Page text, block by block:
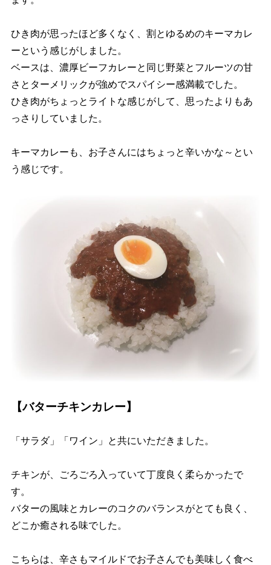
ひき肉が思ったほど多くなく、割とゆるめのキーマカレ
ーという感じがしました。
ベースは、濃厚ビーフカレーと同じ野菜とフルーツの甘
さとターメリックが強めでスパイシー感満載でした。
ひき肉がちょっとライトな感じがして、思ったよりもあ
っさりしていました。
キーマカレーも、お子さんにはちょっと辛いかな～とい
う感じです。
【バターチキンカレー】
「サラダ」「ワイン」と共にいただきました。
チキンが、ごろごろ入っていて丁度良く柔らかったで
す。
バターの風味とカレーのコクのバランスがとても良く、
どこか癒される味でした。
こちらは、辛さもマイルドでお子さんでも美味しく食べ